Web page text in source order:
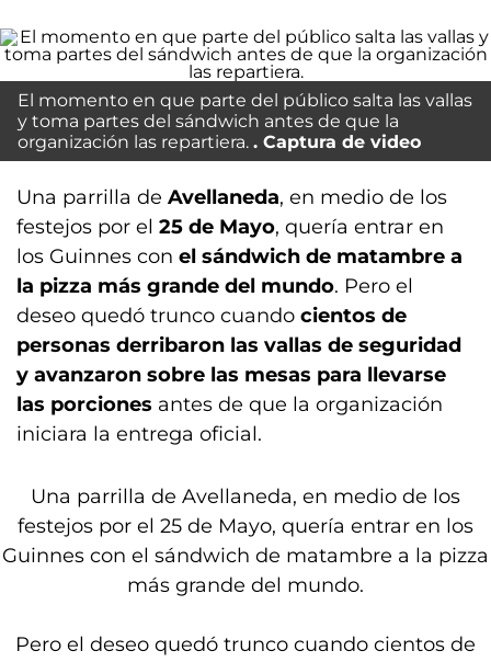
El momento en que parte del público salta las vallas
y toma partes del sándwich antes de que la
organización las repartiera.
Captura de video
Una parrilla de Avellaneda, en medio de los
festejos por el 25 de Mayo, quería entrar en
los Guinnes con el sándwich de matambre a
la pizza más grande del mundo. Pero el
deseo quedó trunco cuando cientos de
personas derribaron las vallas de seguridad
y avanzaron sobre las mesas para llevarse
las porciones antes de que la organización
iniciara la entrega oficial.
Una parrilla de Avellaneda, en medio de los
festejos por el 25 de Mayo, quería entrar en los
Guinnes con el sándwich de matambre a la pizza
más grande del mundo.
Pero el deseo quedó trunco cuando cientos de